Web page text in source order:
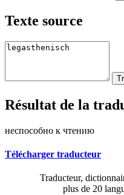
Texte source
Résultat de la
неспособно к чтению
Télécharger traducteur
Traducteur,
plus de 20